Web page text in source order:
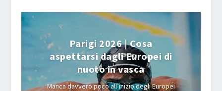
Parigi 2026 | Cosa
aspettarsi dagli Europei di
nuoto in vasca
Manca davvero poco all’inizio degli Europei